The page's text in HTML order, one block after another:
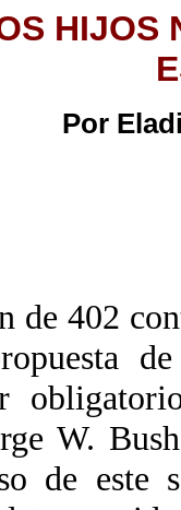
HIJOS
Por
de 402
W.
de este